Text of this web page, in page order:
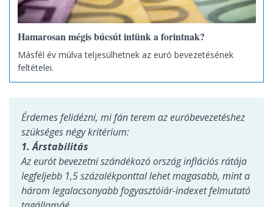
Hamarosan mégis búcsút intünk a forintnak?
Másfél év múlva teljesülhetnek az euró bevezetésének
feltételei.
Érdemes felidézni, mi fán terem az euróbevezetéshez
szükséges négy kritérium:
1. Árstabilitás
Az eurót bevezetni szándékozó ország inflációs rátája
legfeljebb 1,5 százalékponttal lehet magasabb, mint a
három legalacsonyabb fogyasztóiár-indexet felmutató